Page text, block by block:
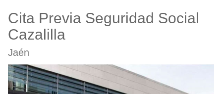
Cita Previa Seguridad Social
Cazalilla
Jaén